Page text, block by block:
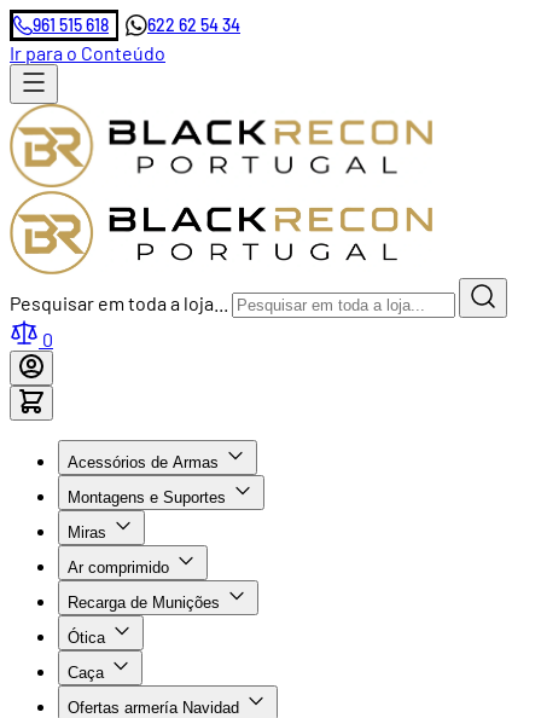
961 515 618 622 62 54 34
Ir para o Conteúdo
Pesquisar em toda a loja...
0
Acessórios de Armas
Montagens e Suportes
Miras
Ar comprimido
Recarga de Munições
Ótica
Caça
Ofertas armería Navidad